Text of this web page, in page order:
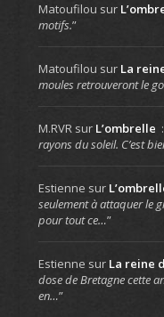
Matoufilou sur
motifs.”
Matoufilou sur La
moules retrouveront le
M.RVRsur L’ombrelle
rayons du soleil. C’est
Estienne sur
seulement à attaquer le
pour tout ce…”
Estienne sur La reine
dose de Bretagne cette
en…”